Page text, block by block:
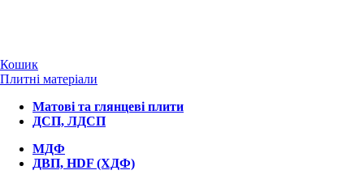
Кошик
Плитні матеріали
Матові та глянцеві плити
ДСП, ЛДСП
МДФ
ДВП, HDF (ХДФ)